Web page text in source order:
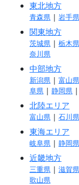
東北地方
青森県 | 岩手県
関東地方
茨城県 | 栃木県
奈川県
中部地方
新潟県 | 富山県
阜県 | 静岡県 |
北陸エリア
富山県 | 石川県
東海エリア
岐阜県 | 静岡県
近畿地方
三重県 | 滋賀県
歌山県